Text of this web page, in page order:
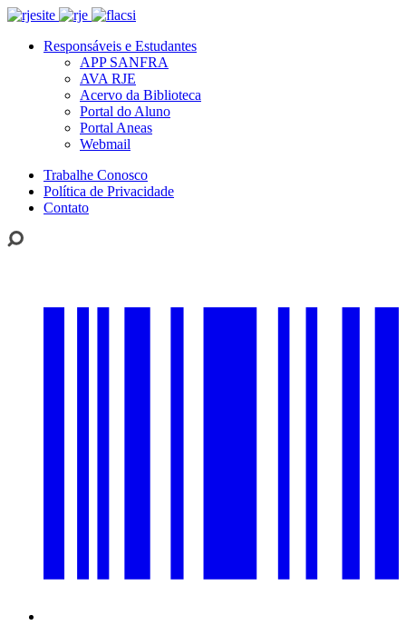
Responsáveis e Estudantes
APP SANFRA
AVA RJE
Acervo da Biblioteca
Portal do Aluno
Portal Aneas
Webmail
Trabalhe Conosco
Política de Privacidade
Contato